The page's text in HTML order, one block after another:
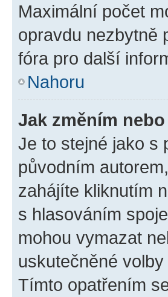
Maximální počet
opravdu nezbytně
fóra pro další
Nahoru
Jak změním
Je to stejné jako s
původním
zahájíte kliknutím
s hlasováním
mohou vymazat
uskutečněné
Tímto opatřením